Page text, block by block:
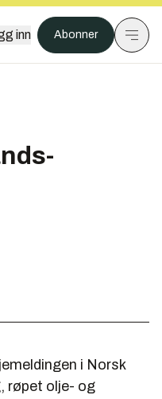
inn Abonner
i Norsk
røpet olje- og